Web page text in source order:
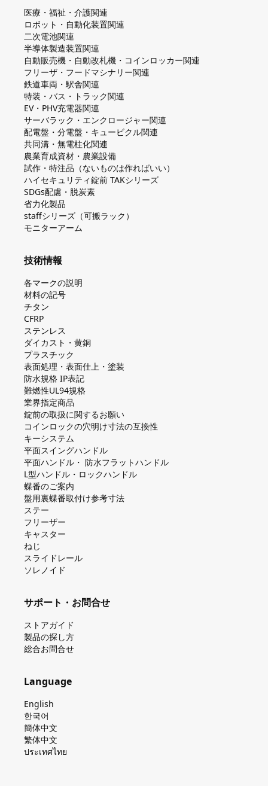
医療・福祉・介護関連
ロボット・自動化装置関連
二次電池関連
半導体製造装置関連
自動販売機・自動改札機・コインロッカー関連
フリーザ・フードマシナリー関連
鉄道車両・駅舎関連
特装・バス・トラック関連
EV・PHV充電器関連
サーバラック・エンクロージャー関連
配電盤・分電盤・キュービクル関連
共同溝・無電柱化関連
農業育成資材・農業設備
試作・特注品（ないものは作ればいい）
ハイセキュリティ錠前 TAKシリーズ
SDGs配慮・脱炭素
省力化製品
staffシリーズ（可搬ラック）
モニターアーム
技術情報
各マークの説明
材料の記号
チタン
CFRP
ステンレス
ダイカスト・⻩銅
プラスチック
表面処理・表面仕上・塗装
防⽔規格 IP表記
難燃性UL94規格
業界指定商品
錠前の取扱に関するお願い
コインロックの⽳明け⼨法の互換性
キーシステム
平⾯スイングハンドル
平⾯ハンドル・ 防⽔フラットハンドル
L型ハンドル・ロックハンドル
蝶番のご案内
盤⽤裏蝶番取付け参考⼨法
ステー
フリーザー
キャスター
ねじ
スライドレール
ソレノイド
サポート・お問合せ
ストアガイド
製品の探し⽅
総合お問合せ
Language
English
한국어
簡体中文
繁体中文
ประเทศไทย